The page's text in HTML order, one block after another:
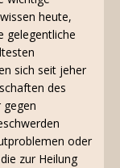
heute,
gelegentliche
sich seit jeher
des
gegen
oder
zur Heilung